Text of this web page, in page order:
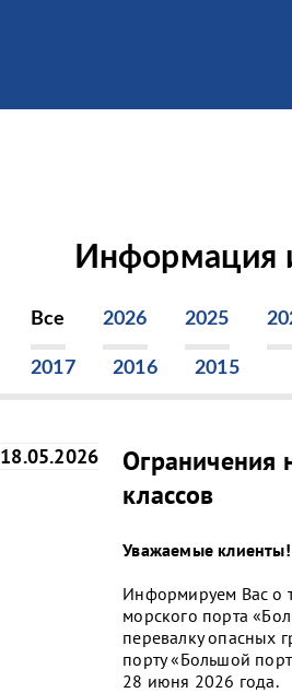
Информация
Все 2026 2025
2017 2016 2015
18.05.2026
Ограничения
классов
Уважаемые клиенты!
Информируем Вас о
морского порта
перевалку опасных
порту «Большой
28 июня 2026 года.